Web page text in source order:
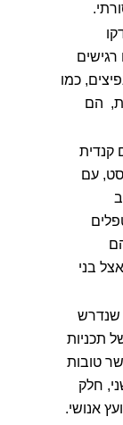
רגישים
כמו
הם
קנדית
עם
בני
שנדרש
תכניות
טובות
חלק
אנושי.